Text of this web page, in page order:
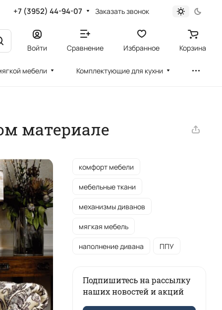
+7 (3952) 44-94-07 Заказать звонок
Войти Сравнение Избранное Корзина
мебели Комплектующие для кухни
материале
комфорт мебели
мебельные ткани
механизмы диванов
мягкая мебель
наполнение дивана ППУ
Подпишитесь на рассылку
наших новостей и акций